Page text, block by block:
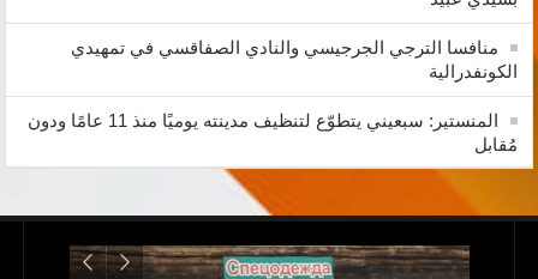
منافسا الترجي الجرجيسي والنادي الصفاقسي في تمهيدي
الكونفدرالية
المنستير: سبعيني يتطوّع لتنظيف مدينته يوميًا منذ 11 عامًا ودون
مُقابل